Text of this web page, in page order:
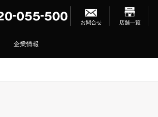
企業情報
お問合せ 店舗一覧